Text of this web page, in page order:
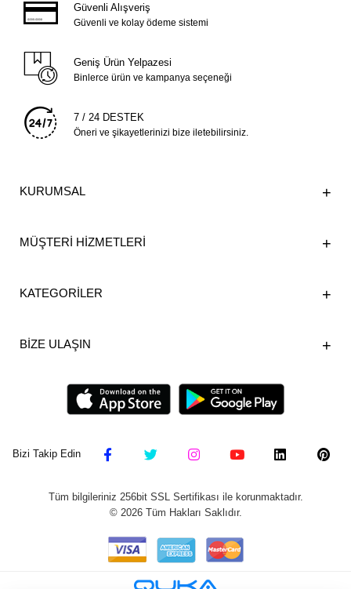
Güvenli Alışveriş
Güvenli ve kolay ödeme sistemi
Geniş Ürün Yelpazesi
Binlerce ürün ve kampanya seçeneği
7 / 24 DESTEK
Öneri ve şikayetlerinizi bize iletebilirsiniz.
KURUMSAL
MÜŞTERİ HİZMETLERİ
KATEGORİLER
BİZE ULAŞIN
Bizi Takip Edin
Tüm bilgileriniz 256bit SSL Sertifikası ile korunmaktadır.
© 2026Tüm Hakları Saklıdır.